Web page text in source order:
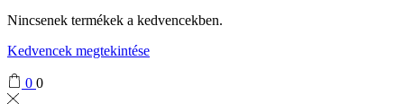
Nincsenek termékek a kedvencekben.
Kedvencek megtekintése
0 0